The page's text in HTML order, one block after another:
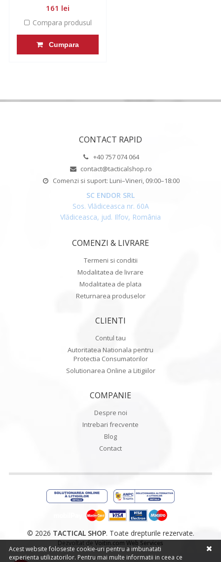
161 lei
Compara produsul
Cumpara
CONTACT RAPID
+40 757 074 064
contact@tacticalshop.ro
Comenzi si suport: Luni–Vineri, 09:00–18:00
SC ENDOR SRL
Sos. Vlădiceasca nr. 60A
Vlădiceasca, jud. Ilfov, România
COMENZI & LIVRARE
Termeni si conditii
Modalitatea de livrare
Modalitatea de plata
Returnarea produselor
CLIENTI
Contul tau
Autoritatea Nationala pentru
Protectia Consumatorilor
Solutionarea Online a Litigiilor
COMPANIE
Despre noi
Intrebari frecvente
Blog
Contact
© 2026 TACTICAL SHOP. Toate drepturile rezervate.
Dezvoltat de Voitin.com Web Services
Acest website foloseste cookie-uri pentru a imbunatati
experienta utilizatorilor. Pentru mai multe informatii in ceea ce